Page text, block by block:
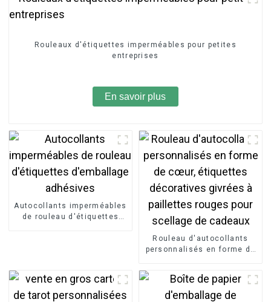
Rouleaux d'étiquettes imperméables pour petites
entreprises
En savoir plus
Autocollants imperméables
de rouleau d'étiquettes
Rouleau d'autocollants
personnalisés en forme de
paillettes rouges pour
scellage de cadeaux